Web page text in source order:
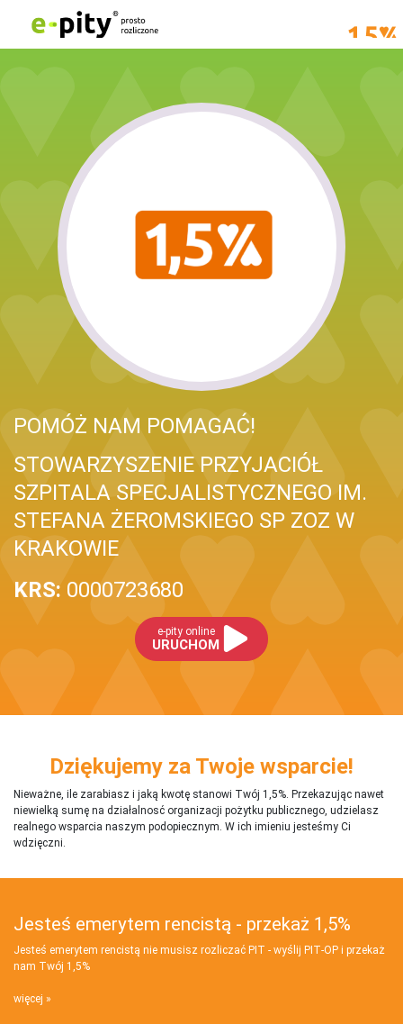
POMÓŻ NAM POMAGAĆ!
STOWARZYSZENIE PRZYJACIÓŁ
SZPITALA SPECJALISTYCZNEGO IM.
STEFANA ŻEROMSKIEGO SP ZOZ W
KRAKOWIE
KRS: 0000723680
e-pity online
URUCHOM
Dziękujemy za Twoje wsparcie!
Nieważne, ile zarabiasz i jaką kwotę stanowi Twój 1,5%. Przekazując nawet
niewielką sumę na działalnosć organizacji pożytku publicznego, udzielasz
realnego wsparcia naszym podopiecznym. W ich imieniu jesteśmy Ci
wdzięczni.
Jesteś emerytem rencistą - przekaż 1,5%
Jesteś emerytem rencistą nie musisz rozliczać PIT - wyślij PIT‑OP i przekaż
nam Twój 1,5%
więcej